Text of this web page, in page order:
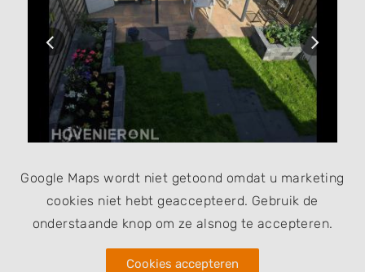
Google Maps wordt niet getoond omdat u marketing
cookies niet hebt geaccepteerd. Gebruik de
onderstaande knop om ze alsnog te accepteren.
Cookies accepteren